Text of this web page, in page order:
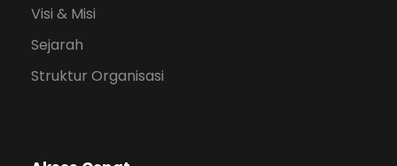
Visi & Misi
Sejarah
Struktur Organisasi